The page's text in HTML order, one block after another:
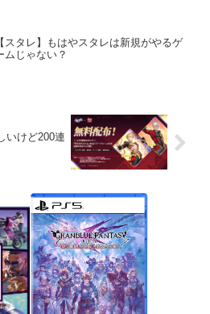
【スタレ】もはやスタレは新規がやるゲ
ムじゃない？
いけど200連